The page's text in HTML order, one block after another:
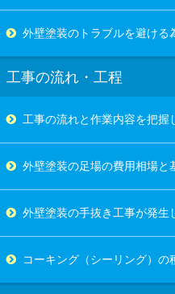
外壁塗装のトラブルを避ける
工事の流れ・工程
工事の流れと作業内容を把握
外壁塗装の足場の費用相場と
外壁塗装の手抜き工事が発生
コーキング（シーリング）